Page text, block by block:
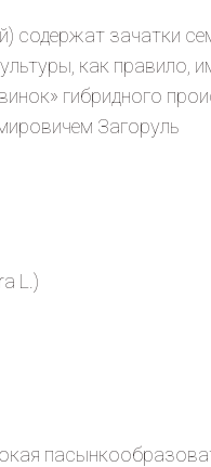
содержат зачатки
как правило,
гибридного
Загоруль
L.)